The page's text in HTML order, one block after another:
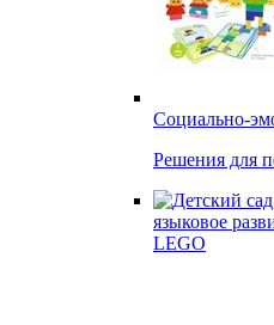
Социально-
Решения для